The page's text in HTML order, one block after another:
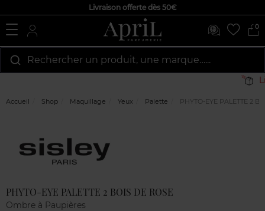
Livraison offerte dès 50€
0
Rechercher un produit, une marque…...
Accueil Shop Maquillage Yeux Palette PHYTO-EYE PALETTE 2
PHYTO-EYE PALETTE 2 BOIS DE ROSE
Ombre à Paupières